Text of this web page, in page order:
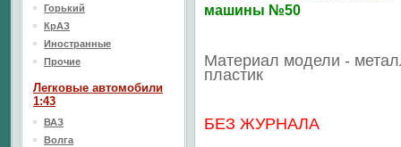
машины №50
Материал модели -
пластик
БЕЗ ЖУРНАЛА
Горький
КрАЗ
Иностранные
Прочие
Легковые автомобили
1:43
ВАЗ
Волга